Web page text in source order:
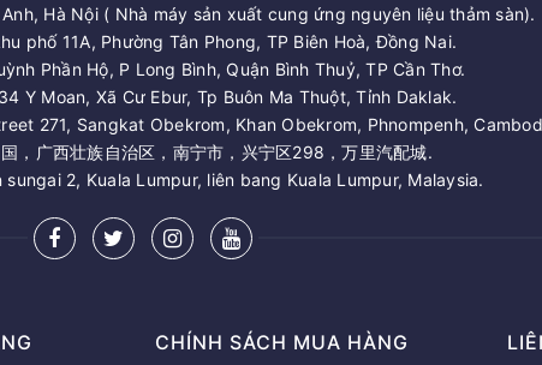
Hà Nội ( Nhà máy sản xuất cung ứng nguyên liệu thảm sàn).
phố 11A, Phường Tân Phong, TP Biên Hoà, Đồng Nai.
Phần Hộ, P Long Bình, Quận Bình Thuỷ, TP Cần Thơ.
Y Moan, Xã Cư Ebur, Tp Buôn Ma Thuột, Tỉnh Daklak.
271, Sangkat Obekrom, Khan Obekrom, Phnompenh,
，广西壮族自治区，南宁市，兴宁区298，万里汽配城.
2, Kuala Lumpur, liên bang Kuala Lumpur, Malaysia.
CHÍNH SÁCH MUA HÀNG